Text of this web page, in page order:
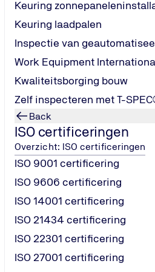
Keuring
Keuring laadpalen
Inspectie van
Work Equipment
Kwaliteitsborging bouw
Zelf inspecteren met T-
Back
ISO certificeringen
Overzicht: ISO certificeringen
ISO 9001 certificering
ISO 9606 certificering
ISO 14001 certificering
ISO 21434 certificering
ISO 22301 certificering
ISO 27001 certificering
van
Het richt zich op het veilig,
te voorkomen